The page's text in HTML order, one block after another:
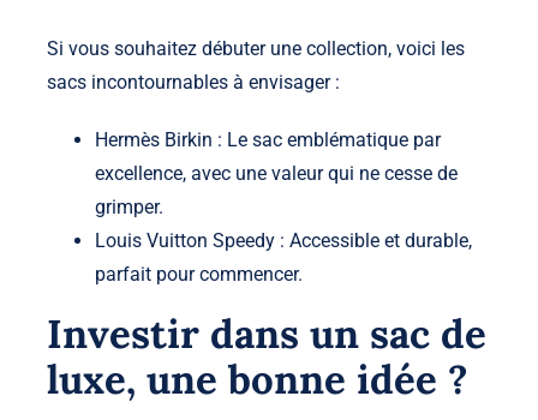
Si vous souhaitez débuter une collection, voici les
sacs incontournables à envisager :
Hermès Birkin : Le sac emblématique par
excellence, avec une valeur qui ne cesse de
grimper.
Louis Vuitton Speedy : Accessible et durable,
parfait pour commencer.
Investir dans un sac de
luxe, une bonne idée ?